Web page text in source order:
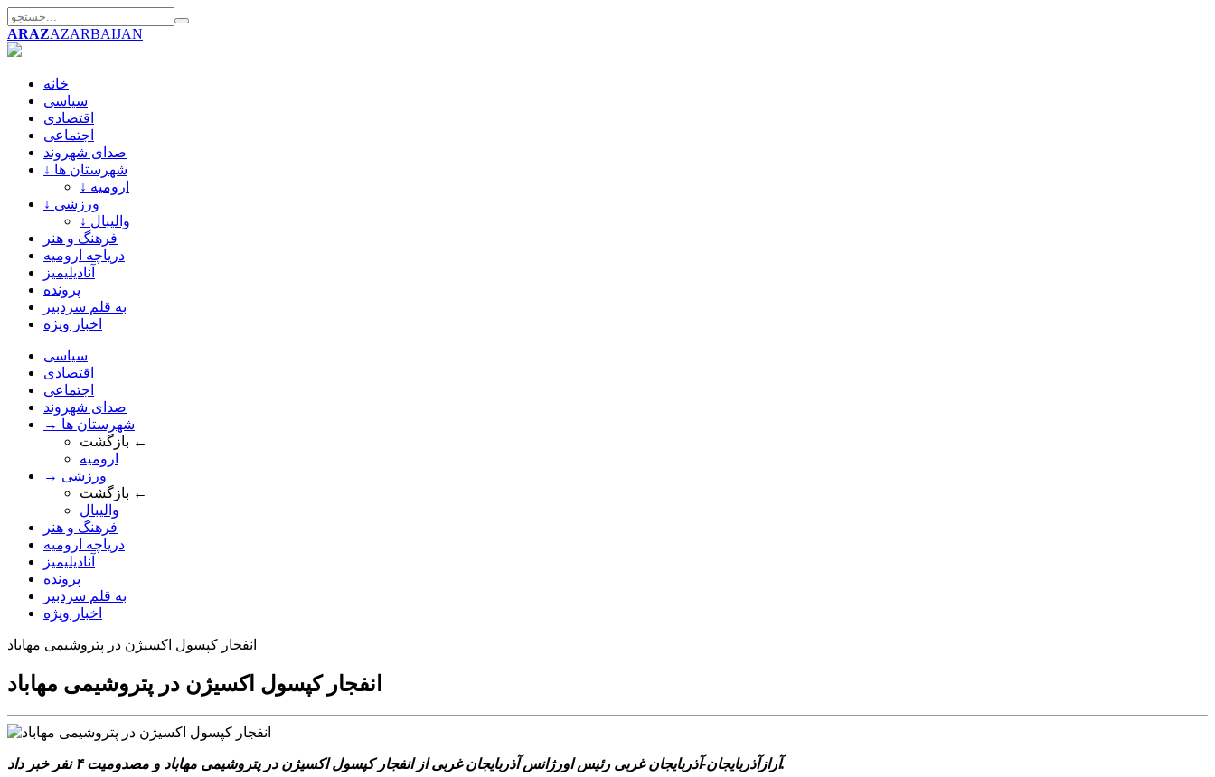
ARAZAZARBAIJAN
خانه
سیاسی
اقتصادی
اجتماعی
صدای شهروند
↓ شهرستان ها
↓ ارومیه
↓ ورزشی
↓ والیبال
فرهنگ و هنر
دریاچه ارومیه
آنادیلیمیز
پرونده
به قلم سردبیر
اخبار ویژه
سیاسی
اقتصادی
اجتماعی
صدای شهروند
→ شهرستان ها
بازگشت ←
ارومیه
→ ورزشی
بازگشت ←
والیبال
فرهنگ و هنر
دریاچه ارومیه
آنادیلیمیز
پرونده
به قلم سردبیر
اخبار ویژه
انفجار کپسول اکسیژن در پتروشیمی مهاباد
انفجار کپسول اکسیژن در پتروشیمی مهاباد
آرازآذربایجان-آذربایجان غربی رئیس اورژانس آذربایجان غربی از انفجار کپسول اکسیژن در پتروشیمی مهاباد و مصدومیت ۴ نفر خبر داد.